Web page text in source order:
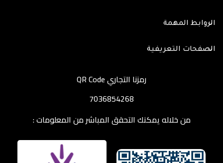
الروابط المهمة
الصفحات التعريفية
رمزنا التجاري QR Code
7036854268
من خلاله يمكنك التحقق المباشر من المعلومات :